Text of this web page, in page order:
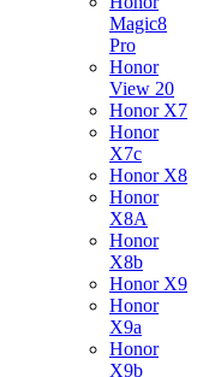
Magic8
Pro
Honor
View 20
Honor X7
Honor
X7c
Honor X8
Honor
X8A
Honor
X8b
Honor X9
Honor
X9a
Honor
X9b